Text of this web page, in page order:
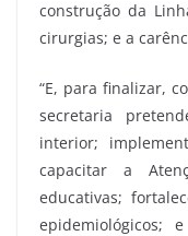
construção da
cirurgias; e a
“E, para finalizar,
secretaria
interior;
capacitar a
educativas;
epidemiológicos;